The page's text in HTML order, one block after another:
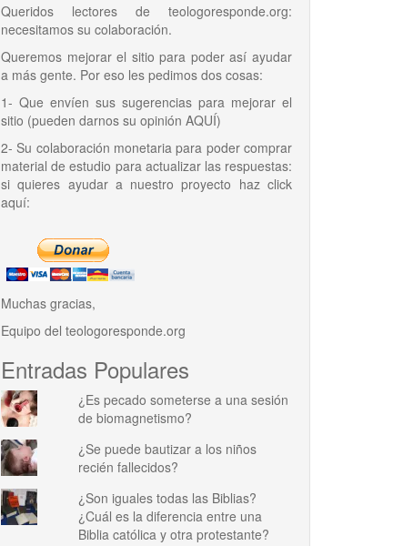
Queridos lectores de teologoresponde.org:
necesitamos su colaboración.
Queremos mejorar el sitio para poder así ayudar
a más gente. Por eso les pedimos dos cosas:
1- Que envíen sus sugerencias para mejorar el
sitio (pueden darnos su opinión AQUÍ)
2- Su colaboración monetaria para poder comprar
material de estudio para actualizar las respuestas:
si quieres ayudar a nuestro proyecto haz click
aquí:
Muchas gracias,
Equipo del teologoresponde.org
Entradas Populares
¿Es pecado someterse a una sesión
de biomagnetismo?
¿Se puede bautizar a los niños
recién fallecidos?
¿Son iguales todas las Biblias?
¿Cuál es la diferencia entre una
Biblia católica y otra protestante?